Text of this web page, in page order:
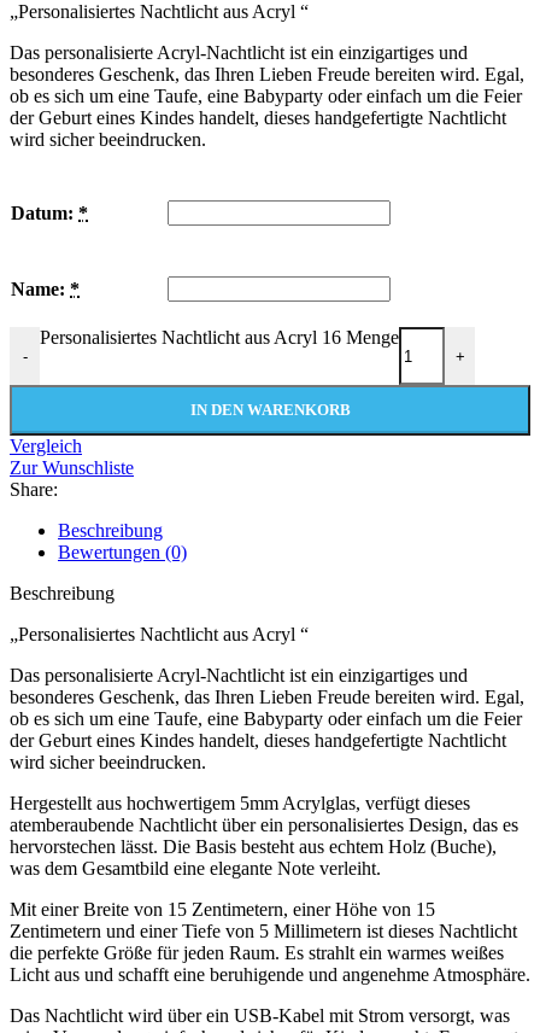
„Personalisiertes Nachtlicht aus Acryl “
Das personalisierte Acryl-Nachtlicht ist ein einzigartiges und
besonderes Geschenk, das Ihren Lieben Freude bereiten wird. Egal,
ob es sich um eine Taufe, eine Babyparty oder einfach um die Feier
der Geburt eines Kindes handelt, dieses handgefertigte Nachtlicht
wird sicher beeindrucken.
Datum: *
Name: *
-
Personalisiertes Nachtlicht aus Acryl 16 Menge
+
IN DEN WARENKORB
Vergleich
Zur Wunschliste
Share:
Beschreibung
Bewertungen (0)
Beschreibung
„Personalisiertes Nachtlicht aus Acryl “
Das personalisierte Acryl-Nachtlicht ist ein einzigartiges und
besonderes Geschenk, das Ihren Lieben Freude bereiten wird. Egal,
ob es sich um eine Taufe, eine Babyparty oder einfach um die Feier
der Geburt eines Kindes handelt, dieses handgefertigte Nachtlicht
wird sicher beeindrucken.
Hergestellt aus hochwertigem 5mm Acrylglas, verfügt dieses
atemberaubende Nachtlicht über ein personalisiertes Design, das es
hervorstechen lässt. Die Basis besteht aus echtem Holz (Buche),
was dem Gesamtbild eine elegante Note verleiht.
Mit einer Breite von 15 Zentimetern, einer Höhe von 15
Zentimetern und einer Tiefe von 5 Millimetern ist dieses Nachtlicht
die perfekte Größe für jeden Raum. Es strahlt ein warmes weißes
Licht aus und schafft eine beruhigende und angenehme Atmosphäre.
Das Nachtlicht wird über ein USB-Kabel mit Strom versorgt, was